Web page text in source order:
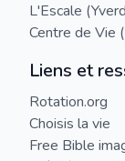
L'Escale
Centre de Vie
Liens et
Rotation.org
Choisis la vie
Free Bible